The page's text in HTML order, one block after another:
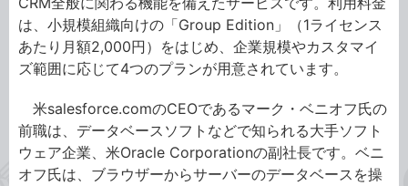
は、小規模組織向けの「Group Edition」（1ライセンス
あたり月額2,000円）をはじめ、企業規模やカスタマイ
ズ範囲に応じて4つのプランが用意されています。
米salesforce.comのCEOであるマーク・ベニオフ氏の
前職は、データベースソフトなどで知られる大手ソフト
ウェア企業、米Oracle Corporationの副社長です。ベニ
オフ氏は、ブラウザーからサーバーのデータベースを操